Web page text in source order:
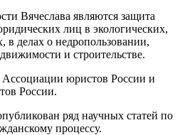
Вячеслава являются защита
лиц в экологических,
в делах о недропользовании,
и строительстве.
Ассоциации юристов России и
России.
ряд научных статей по
процессу.